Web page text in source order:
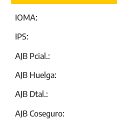
IOMA:
IPS:
AJB Pcial.:
AJB Huelga:
AJB Dtal.:
AJB Coseguro: